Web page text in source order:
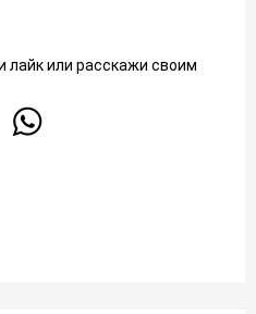
лайк или расскажи своим